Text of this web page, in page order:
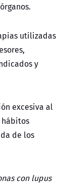
utilizadas
y
excesiva al
de los
con lupus